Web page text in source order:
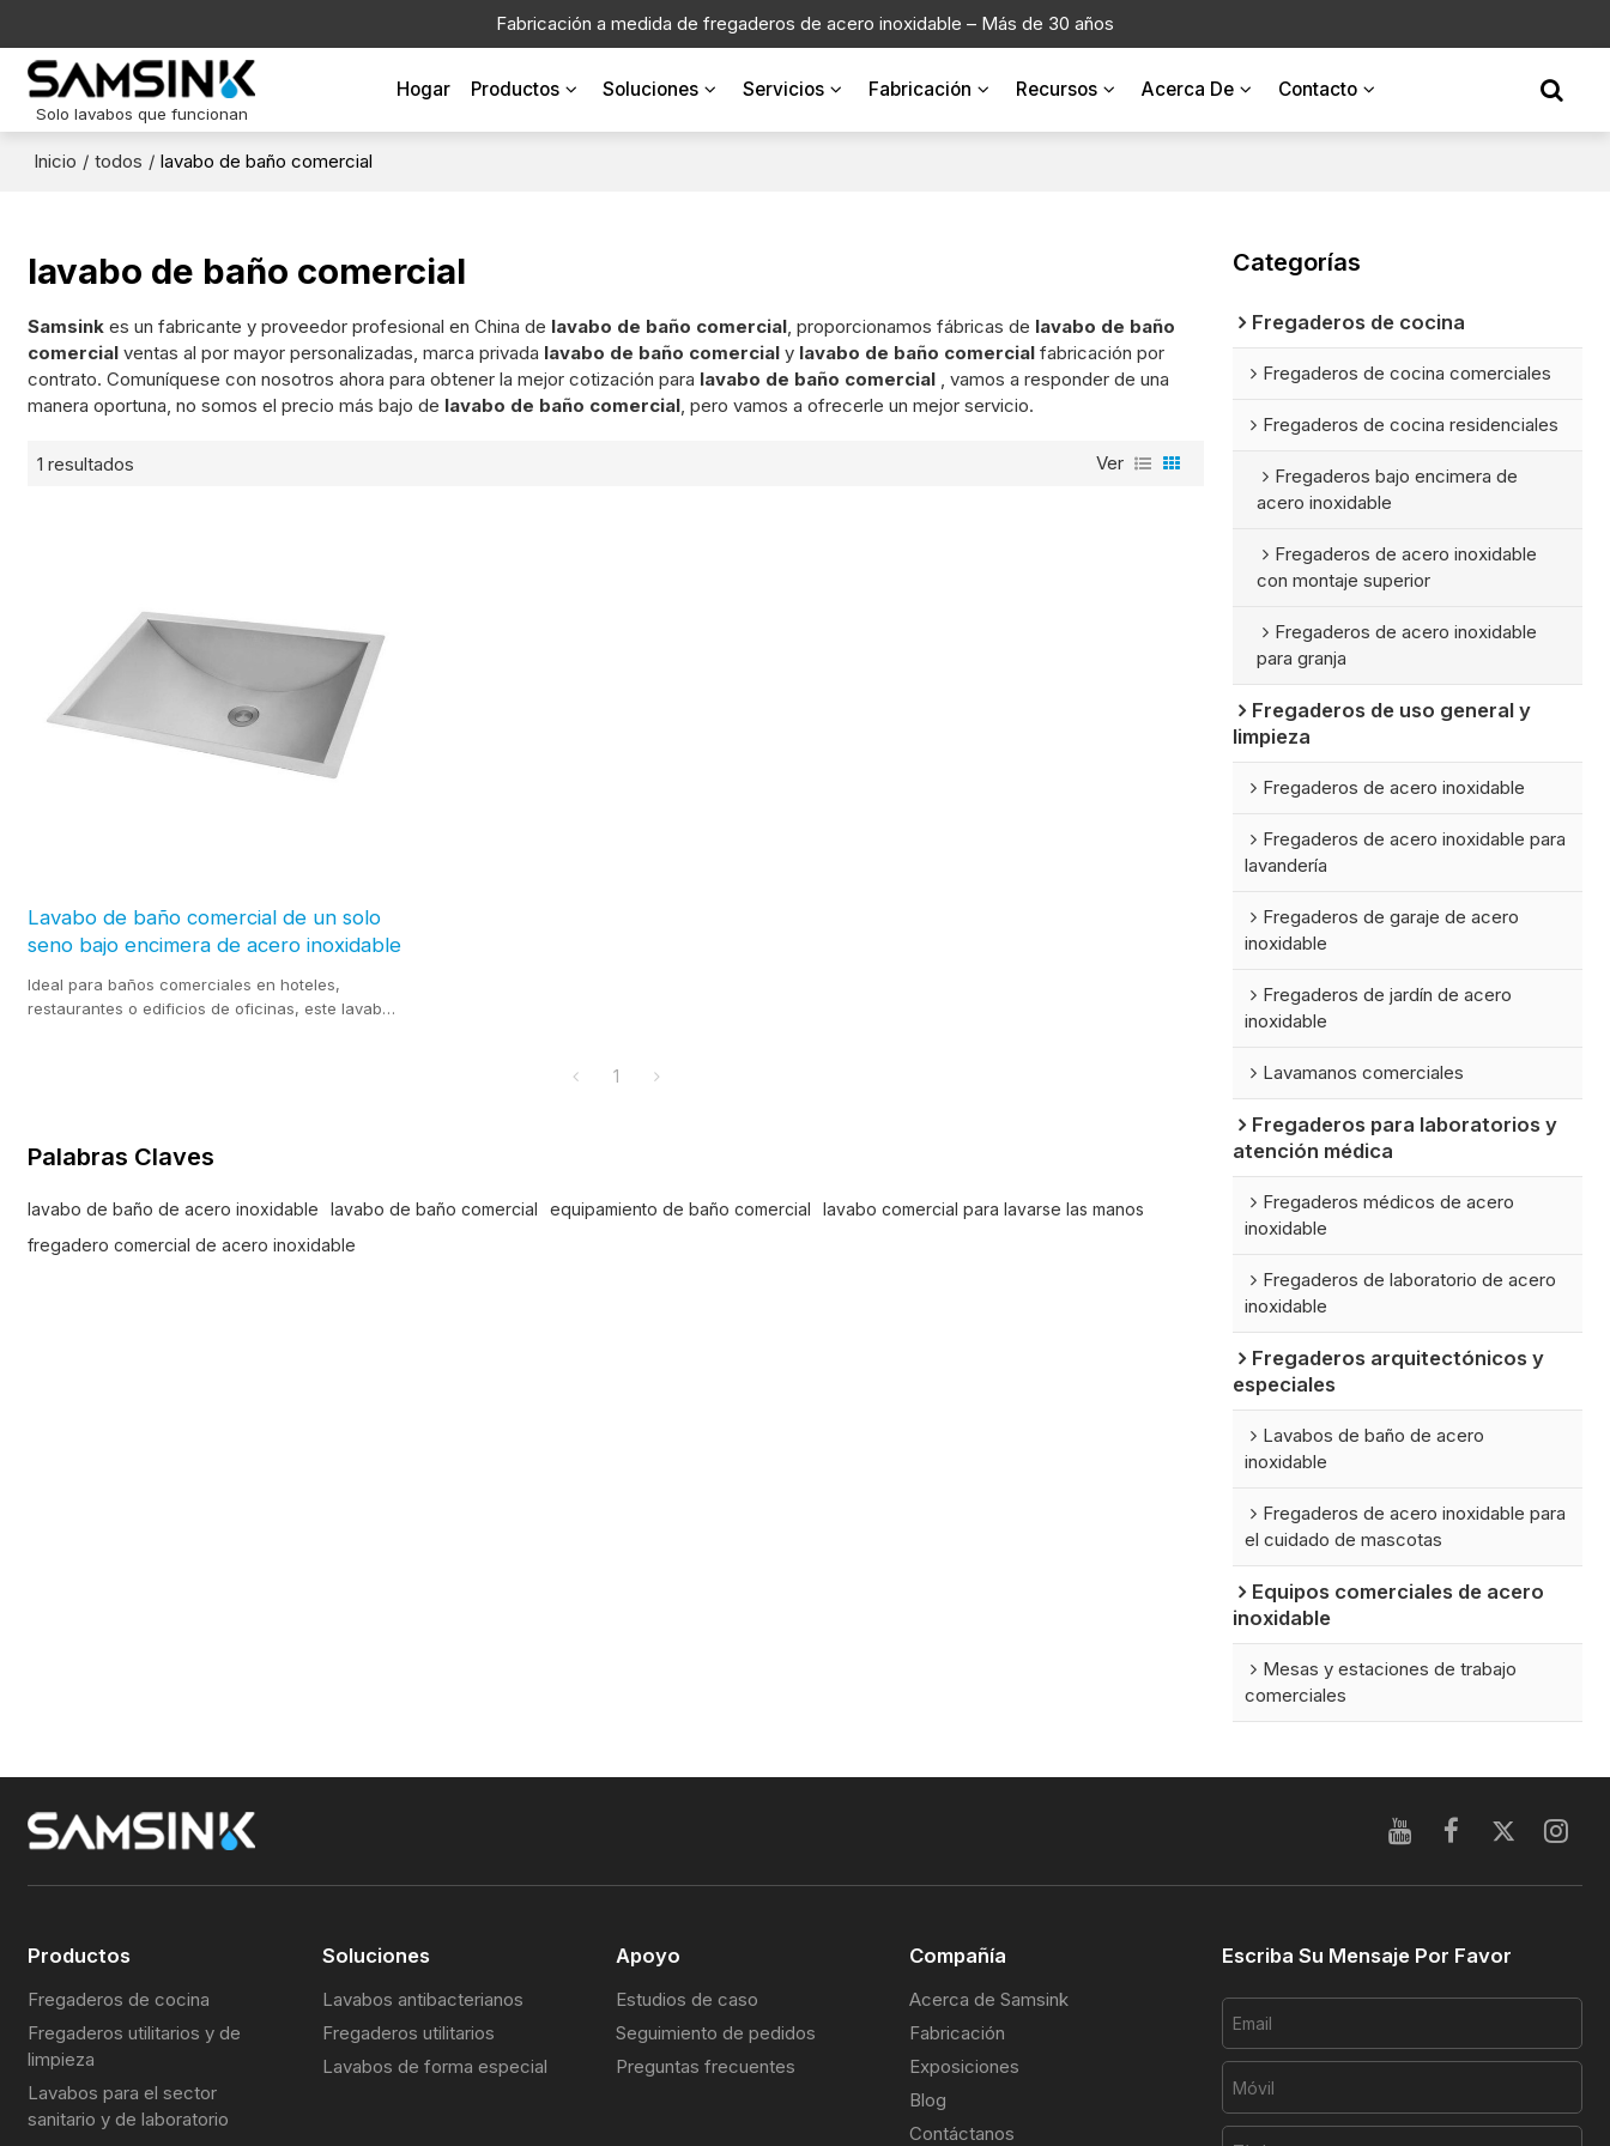
Fabricación a medida de fregaderos de acero inoxidable – Más de 30 años
Solo lavabos que funcionan
Hogar Productos Soluciones Servicios Fabricación Recursos Acerca De Contacto
Inicio / todos / lavabo de baño comercial
lavabo de baño comercial
Samsink es un fabricante y proveedor profesional en China de lavabo de baño comercial , proporcionamos fábricas de lavabo de baño
comercial ventas al por mayor personalizadas, marca privada lavabo de baño comercial y lavabo de baño comercial fabricación por
contrato. Comuníquese con nosotros ahora para obtener la mejor cotización para lavabo de baño comercial , vamos a responder de una
manera oportuna, no somos el precio más bajo de lavabo de baño comercial , pero vamos a ofrecerle un mejor servicio.
1 resultados Ver
Lavabo de baño comercial de un solo
seno bajo encimera de acero inoxidable
Ideal para baños comerciales en hoteles,
restaurantes o edificios de oficinas, este lavabo
1
Palabras Claves
lavabo de baño de acero inoxidable lavabo de baño comercial equipamiento de baño comercial
lavabo comercial para lavarse las manos
fregadero comercial de acero inoxidable
Categorías
Fregaderos de cocina
Fregaderos de cocina comerciales
Fregaderos de cocina residenciales
Fregaderos bajo encimera de
acero inoxidable
Fregaderos de acero inoxidable
con montaje superior
Fregaderos de acero inoxidable
para granja
Fregaderos de uso general y
limpieza
Fregaderos de acero inoxidable
Fregaderos de acero inoxidable para
lavandería
Fregaderos de garaje de acero
inoxidable
Fregaderos de jardín de acero
inoxidable
Lavamanos comerciales
Fregaderos para laboratorios y
atención médica
Fregaderos médicos de acero
inoxidable
Fregaderos de laboratorio de acero
inoxidable
Fregaderos arquitectónicos y
especiales
Lavabos de baño de acero
inoxidable
Fregaderos de acero inoxidable para
el cuidado de mascotas
Equipos comerciales de acero
inoxidable
Mesas y estaciones de trabajo
comerciales
Productos
Fregaderos de cocina
Fregaderos utilitarios y de
limpieza
Lavabos para el sector
sanitario y de laboratorio
Soluciones
Lavabos antibacterianos
Fregaderos utilitarios
Lavabos de forma especial
Apoyo
Estudios de caso
Seguimiento de pedidos
Preguntas frecuentes
Compañía
Acerca de Samsink
Fabricación
Exposiciones
Blog
Contáctanos
Escriba Su Mensaje Por Favor